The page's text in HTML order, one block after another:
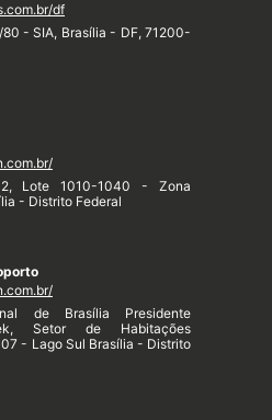
df
- SIA, Brasília - DF, 71200-
Lote 1010-1040 - Zona
- Distrito Federal
de Brasília Presidente
Setor de Habitações
- Lago Sul Brasília - Distrito